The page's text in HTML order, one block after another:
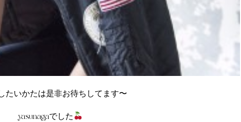
たいかたは是非お待ちしてます〜
yasunagaでした